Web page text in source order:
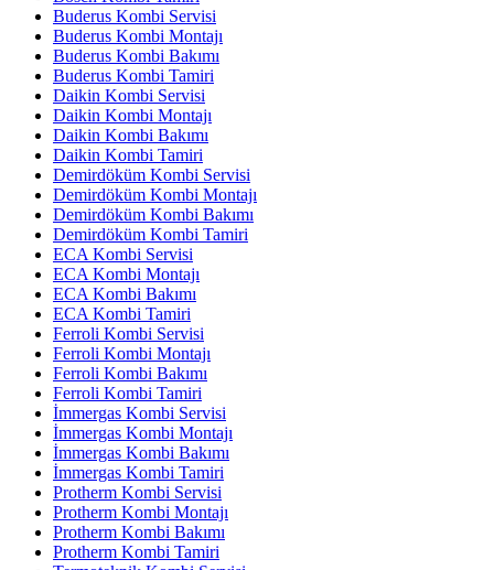
Buderus Kombi Servisi
Buderus Kombi Montajı
Buderus Kombi Bakımı
Buderus Kombi Tamiri
Daikin Kombi Servisi
Daikin Kombi Montajı
Daikin Kombi Bakımı
Daikin Kombi Tamiri
Demirdöküm Kombi Servisi
Demirdöküm Kombi Montajı
Demirdöküm Kombi Bakımı
Demirdöküm Kombi Tamiri
ECA Kombi Servisi
ECA Kombi Montajı
ECA Kombi Bakımı
ECA Kombi Tamiri
Ferroli Kombi Servisi
Ferroli Kombi Montajı
Ferroli Kombi Bakımı
Ferroli Kombi Tamiri
İmmergas Kombi Servisi
İmmergas Kombi Montajı
İmmergas Kombi Bakımı
İmmergas Kombi Tamiri
Protherm Kombi Servisi
Protherm Kombi Montajı
Protherm Kombi Bakımı
Protherm Kombi Tamiri